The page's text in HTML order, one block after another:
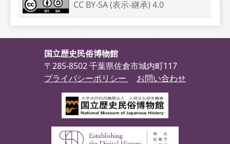
CC BY-SA (表示-継承) 4.0
国立歴史民俗博物館
〒285-8502 千葉県佐倉市城内町117
プライバシーポリシー
お問い合わせ